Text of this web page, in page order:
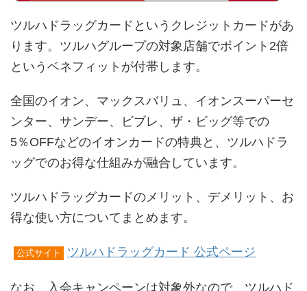
ツルハドラッグカードというクレジットカードがあ
ります。ツルハグループの対象店舗でポイント2倍
というベネフィットが付帯します。
全国のイオン、マックスバリュ、イオンスーパーセ
ンター、サンデー、ビブレ、ザ・ビッグ等での
5％OFFなどのイオンカードの特典と、ツルハドラ
ッグでのお得な仕組みが融合しています。
ツルハドラッグカードのメリット、デメリット、お
得な使い方についてまとめます。
公式サイト ツルハドラッグカード 公式ページ
なお、入会キャンペーンは対象外なので、ツルハド